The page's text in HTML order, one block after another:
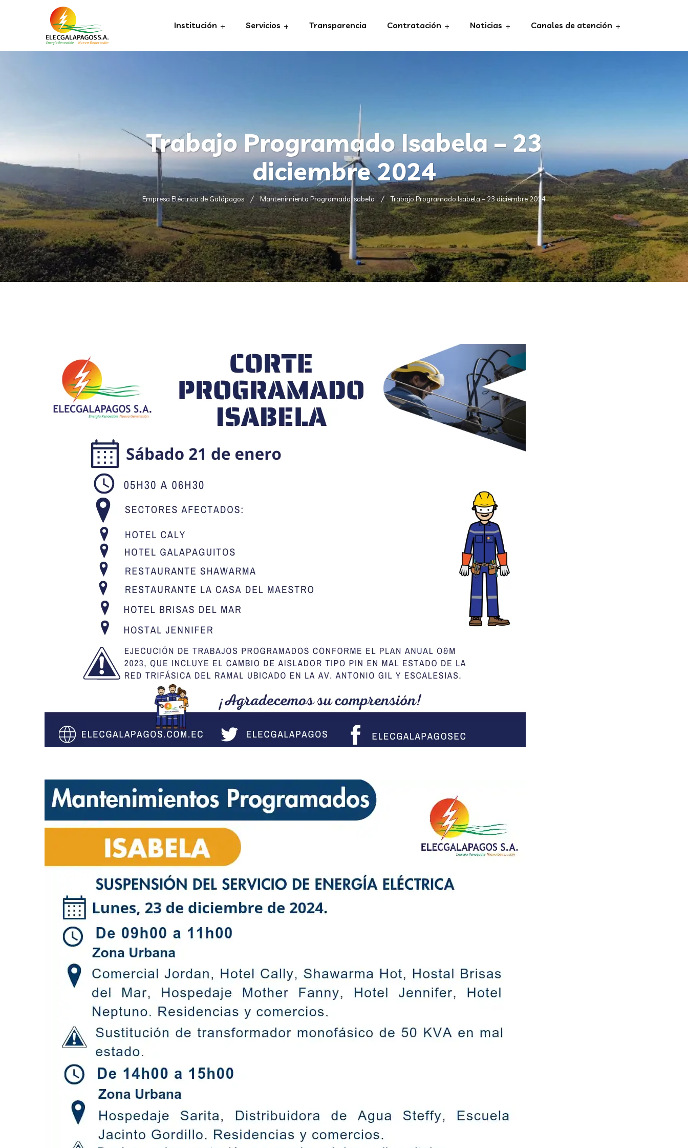
Institución Servicios Transparencia Contratación Noticias Canales de atención
Trabajo Programado Isabela – 23
diciembre 2024
Empresa Eléctrica de Galápagos Mantenimiento Programado Isabela Trabajo Programado Isabela – 23 diciembre 2024